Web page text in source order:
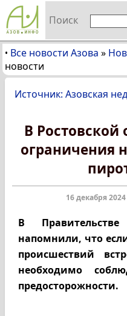
Поиск
• Все новости Азова »
новости
Источник: Азовская
В Ростовской
ограничения
16 декабря
В
напомнили, что
происшествий
необходимо
предосторожности.